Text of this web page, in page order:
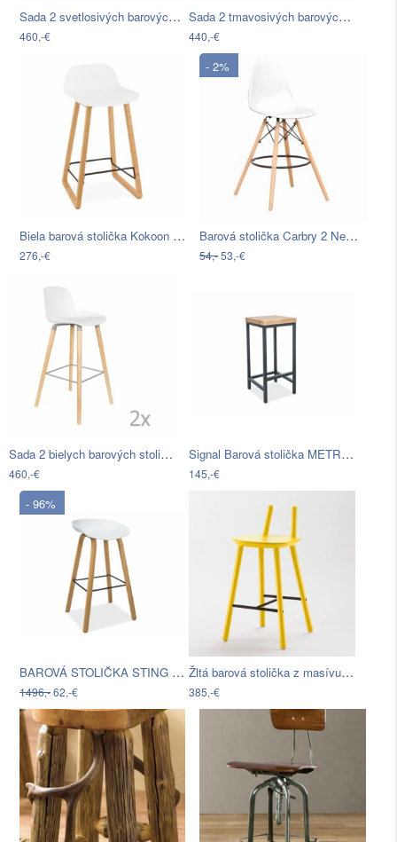
Sada 2 svetlosivých barových stoličiek…
460,-€
Sada 2 tmavosivých barových stoličiek…
440,-€
Biela barová stolička Kokoon Astoria
276,-€
- 2%
Barová stolička Carbry 2 New - biela /…
54,-53,-€
Sada 2 bielych barových stoličiek…
460,-€
Signal Barová stolička METRO H-1…
145,-€
- 96%
BAROVÁ STOLIČKA STING FARBA DUB / BIELA
1496,-62,-€
Žltá barová stolička z masívu EMKO Naïve
385,-€